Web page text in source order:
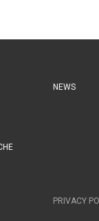
NEWS
PRIVACY